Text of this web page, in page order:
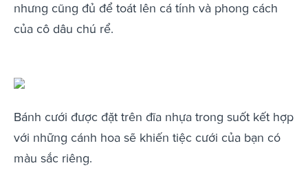
nhưng cũng đủ để toát lên cá tính và phong cách
của cô dâu chú rể.
Bánh cưới được đặt trên đĩa nhựa trong suốt kết hợp
với những cánh hoa sẽ khiến tiệc cưới của bạn có
màu sắc riêng.